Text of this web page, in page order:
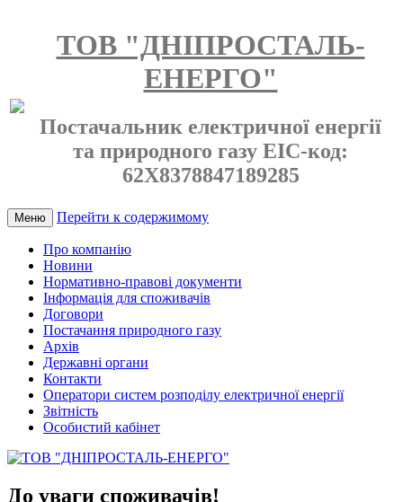
ТОВ "ДНІПРОСТАЛЬ-
ЕНЕРГО"
Постачальник електричної енергії
та природного газу EIC-код:
62X8378847189285
Меню Перейти к содержимому
Про компанію
Новини
Нормативно-правові документи
Інформація для споживачів
Договори
Постачання природного газу
Архів
Державні органи
Контакти
Оператори систем розподілу електричної енергії
Звітність
Особистий кабінет
До уваги споживачів!